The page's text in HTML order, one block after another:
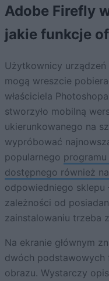
Adobe Firefly
jakie funkcje
Użytkownicy urządzeń
mogą wreszcie
właściciela
stworzyło mobilną
ukierunkowanego na
wypróbować
popularnego
dostępnego również
odpowiedniego sklepu
zależności od
zainstalowaniu trzeba
Na ekranie głównym
dwóch podstawowych
obrazu. Wystarczy